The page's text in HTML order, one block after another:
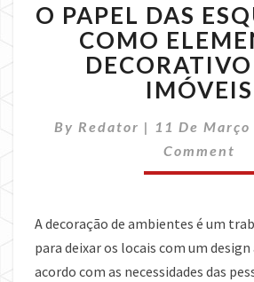
PAPEL
DAS
COMO
NOS
IMÓVEIS
O PAPEL DAS
COMO
IMÓVEIS
By Redator | 11 De
Comment
A decoração de ambientes é um
para deixar os locais com um design
acordo com as necessidades das